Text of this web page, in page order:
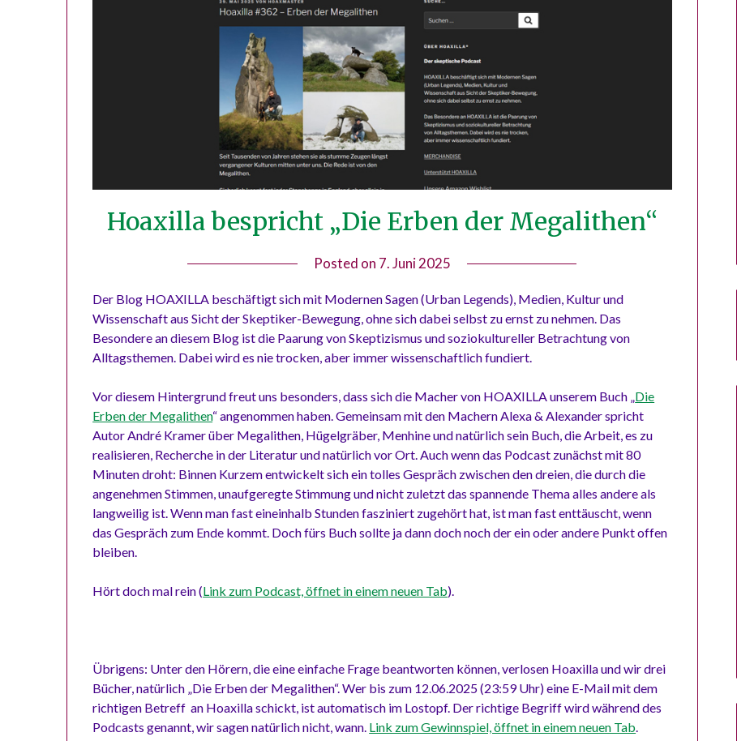
Hoaxilla bespricht „Die Erben der Megalithen“
Posted on 7. Juni 2025
Möser
Der Blog HOAXILLA beschäftigt sich mit Modernen Sagen (Urban Legends), Medien, Kultur und
Wissenschaft aus Sicht der Skeptiker-Bewegung, ohne sich dabei selbst zu ernst zu nehmen. Das
Besondere an diesem Blog ist die Paarung von Skeptizismus und soziokultureller Betrachtung von
Alltagsthemen. Dabei wird es nie trocken, aber immer wissenschaftlich fundiert.
Vor diesem Hintergrund freut uns besonders, dass sich die Macher von HOAXILLA unserem Buch „Die
Erben der Megalithen“ angenommen haben. Gemeinsam mit den Machern Alexa & Alexander spricht
Autor André Kramer über Megalithen, Hügelgräber, Menhine und natürlich sein Buch, die Arbeit, es zu
realisieren, Recherche in der Literatur und natürlich vor Ort. Auch wenn das Podcast zunächst mit 80
Minuten droht: Binnen Kurzem entwickelt sich ein tolles Gespräch zwischen den dreien, die durch die
angenehmen Stimmen, unaufgeregte Stimmung und nicht zuletzt das spannende Thema alles andere als
langweilig ist. Wenn man fast eineinhalb Stunden fasziniert zugehört hat, ist man fast enttäuscht, wenn
das Gespräch zum Ende kommt. Doch fürs Buch sollte ja dann doch noch der ein oder andere Punkt offen
bleiben.
Hört doch mal rein (Link zum Podcast, öffnet in einem neuen Tab).
Übrigens: Unter den Hörern, die eine einfache Frage beantworten können, verlosen Hoaxilla und wir drei
Bücher, natürlich „Die Erben der Megalithen“. Wer bis zum 12.06.2025 (23:59 Uhr) eine E-Mail mit dem
richtigen Betreff an Hoaxilla schickt, ist automatisch im Lostopf. Der richtige Begriff wird während des
Podcasts genannt, wir sagen natürlich nicht, wann. Link zum Gewinnspiel, öffnet in einem neuen Tab.